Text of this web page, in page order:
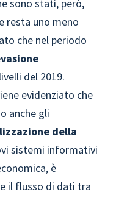
sono stati, però,
resta uno meno
che nel periodo
del 2019.
evidenziato che
anche gli
della
sistemi informativi
è
il flusso di dati tra